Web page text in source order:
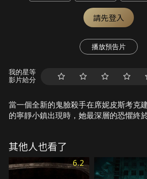
請先登入
播放預告片
我的星等
影片給分
當一個全新的鬼臉殺手在席妮皮斯考克
的寧靜小鎮出現時，她最深層的恐懼終
徹底終結這場血腥的惡夢。
其他人也看了
6.2